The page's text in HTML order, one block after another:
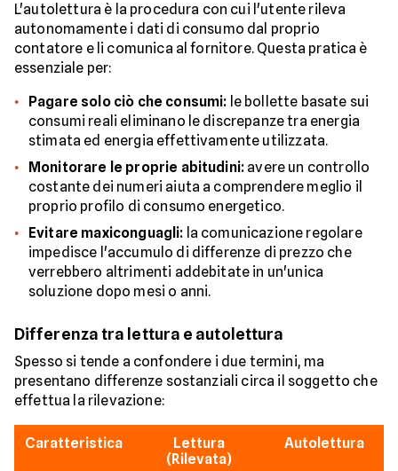
L'autolettura è la procedura con cui l'utente rileva
autonomamente i dati di consumo dal proprio
contatore e li comunica al fornitore. Questa pratica è
essenziale per:
Pagare solo ciò che consumi: le bollette basate sui
consumi reali eliminano le discrepanze tra energia
stimata ed energia effettivamente utilizzata.
Monitorare le proprie abitudini: avere un controllo
costante dei numeri aiuta a comprendere meglio il
proprio profilo di consumo energetico.
Evitare maxiconguagli: la comunicazione regolare
impedisce l'accumulo di differenze di prezzo che
verrebbero altrimenti addebitate in un'unica
soluzione dopo mesi o anni.
Differenza tra lettura e autolettura
Spesso si tende a confondere i due termini, ma
presentano differenze sostanziali circa il soggetto che
effettua la rilevazione:
Caratteristica
Lettura
(Rilevata)
Autolettura